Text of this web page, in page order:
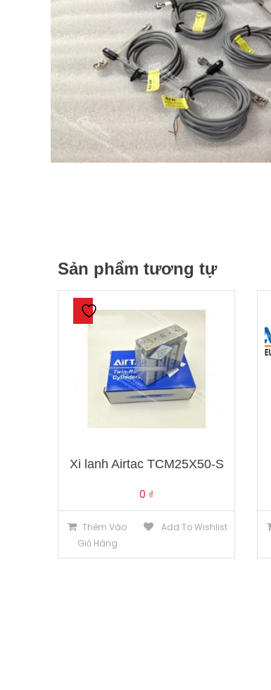
Sản phẩm tương tự
Xi lanh Airtac TCM25X50-S
0 ₫
Thêm Vào
Giỏ Hàng
Add To Wishlist